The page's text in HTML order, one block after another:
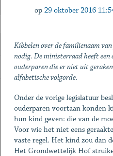
op 29 oktober 2016
Kibbelen over de familienaam
nodig. De ministerraad heeft een
ouderparen die er niet uit
alfabetische volgorde.
Onder de vorige legislatuur
ouderparen voortaan konden
hun kind geven: die van de
Voor wie het niet eens
vaste regel. Het kind zou dan
Het Grondwettelijk Hof